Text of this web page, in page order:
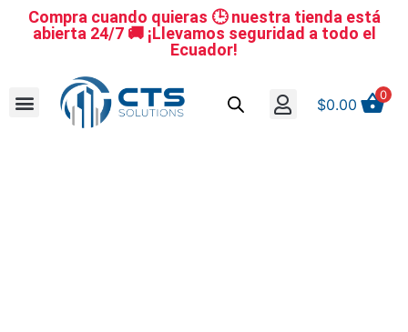
Compra cuando quieras 🕒 nuestra tienda está
abierta 24/7 🚚 ¡Llevamos seguridad a todo el
Ecuador!
$0.00
0